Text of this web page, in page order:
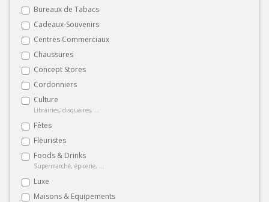
Bureaux de Tabacs
Cadeaux-Souvenirs
Centres Commerciaux
Chaussures
Concept Stores
Cordonniers
Culture
Librairies, disquaires, ...
Fêtes
Fleuristes
Foods & Drinks
Supermarché, épicerie, ...
Luxe
Maisons & Equipements